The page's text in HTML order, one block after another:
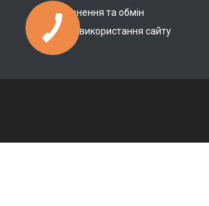
Повернення та обмін
Умови використання сайту